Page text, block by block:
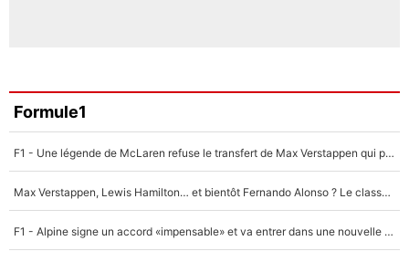
Formule1
F1 - Une légende de McLaren refuse le transfert de Max Verstappen qui pourrait «faire des vagues» et plomber l'ambiance dans l'équipe
Max Verstappen, Lewis Hamilton… et bientôt Fernando Alonso ? Le classement des pilotes les mieux payés en Formule 1 risque de changer !
F1 - Alpine signe un accord «impensable» et va entrer dans une nouvelle dimension : Grande nouvelle pour Pierre Gasly !